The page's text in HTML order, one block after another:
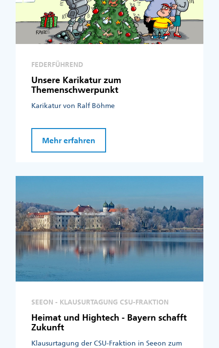
FEDERFÜHREND
Unsere Karikatur zum
Themenschwerpunkt
Karikatur von Ralf Böhme
Mehr erfahren
SEEON - KLAUSURTAGUNG CSU-FRAKTION
Heimat und Hightech - Bayern schafft
Zukunft
Klausurtagung der CSU-Fraktion in Seeon zum